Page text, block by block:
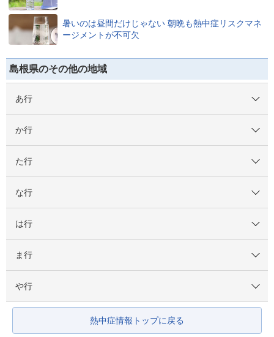
暑いのは昼間だけじゃない 朝晩も熱中症リスクマネ
ージメントが不可欠
島根県のその他の地域
あ行
か行
た行
な行
は行
ま行
や行
熱中症情報トップに戻る